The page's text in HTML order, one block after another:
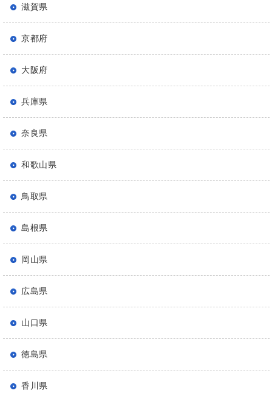
滋賀県
京都府
大阪府
兵庫県
奈良県
和歌山県
鳥取県
島根県
岡山県
広島県
山口県
徳島県
香川県